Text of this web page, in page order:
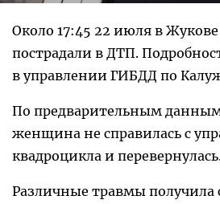
Около 17:45 22 июля в Жукове
пострадали в ДТП.
в управлении ГИБДД по
По предварительным
женщина не справилась с
квадроцикла и
Различные травмы получила